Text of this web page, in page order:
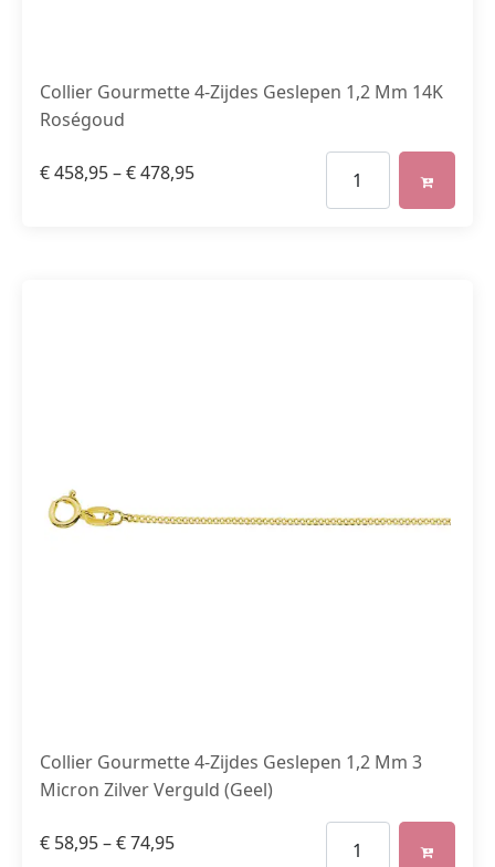
Collier Gourmette 4-Zijdes Geslepen 1,2 Mm 14K
Roségoud
€458,95–€478,95
Collier Gourmette 4-Zijdes Geslepen 1,2 Mm 3
Micron Zilver Verguld (Geel)
€ 58,95–€74,95